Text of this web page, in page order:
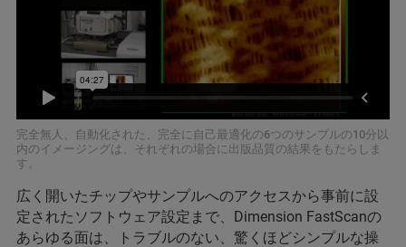
完全無人、自動化された、完全に自己最適化の6つのサンプルの10分以
内のイメージングは、それぞれの場合に出版品質の結果をもたらしま
す。
広く開いたチップやサンプルへのアクセスから事前に設
定されたソフトウェア設定まで、Dimension FastScanの
あらゆる面は、トラブルのない、驚くほどシンプルな操